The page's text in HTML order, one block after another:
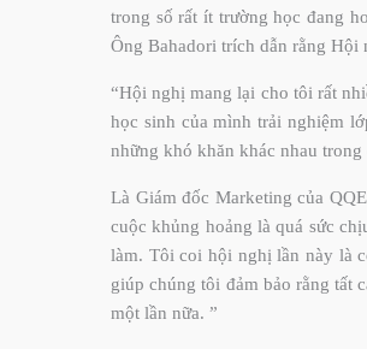
trong số rất ít trường học đang
Ông Bahadori trích dẫn rằng
“Hội nghị mang lại cho tôi rất
học sinh của mình trải nghiệm
những khó khăn khác nhau trong
Là Giám đốc Marketing của
cuộc khủng hoảng là quá sức
làm. Tôi coi hội nghị lần này là
giúp chúng tôi đảm bảo rằng tất
một lần nữa. ”